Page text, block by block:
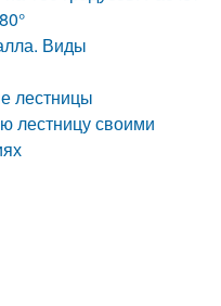
Виды
лестницы
лестницу своими